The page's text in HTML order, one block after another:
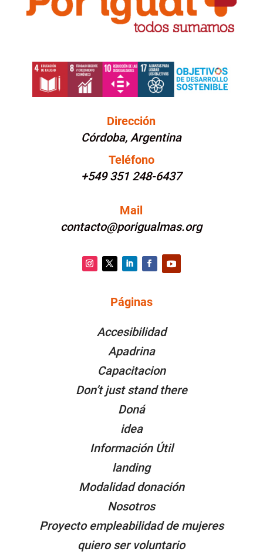
Dirección
Córdoba, Argentina
Teléfono
+549 351 248-6437
Mail
contacto@porigualmas.org
Facebook
Páginas
Accesibilidad
Apadrina
Capacitacion
Don’t just stand there
Doná
idea
Información Útil
landing
Modalidad donación
Nosotros
Proyecto empleabilidad de mujeres
quiero ser voluntario